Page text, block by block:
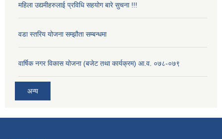
महिला उद्यमीहरुलाई प्रविधि सहयोग बारे सुचना !!!
वडा स्तरिय योजना सम्झौता सम्बन्धमा
वार्षिक नगर विकास योजना (बजेट तथा कार्यक्रम) आ.व. ०७८-०७९
अन्य